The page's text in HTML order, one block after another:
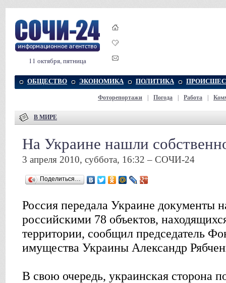
11 октября, пятница
ОБЩЕСТВО ЭКОНОМИКА ПОЛИТИКА
Фоторепортажи Погода Работа
В МИРЕ
На Украине нашли
3 апреля 2010, суббота, 16:32 – СОЧИ-24
Поделиться…
Россия передала Украине документы
российскими 78 объектов,
территории, сообщил председатель
имущества Украины Александр
В свою очередь, украинская сторона